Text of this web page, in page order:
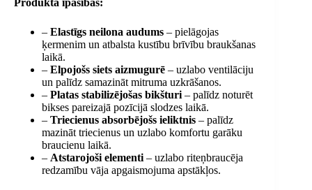
Produkta īpašības:
– Elastīgs neilona audums – pielāgojas
ķermenim un atbalsta kustību brīvību braukšanas
laikā.
– Elpojošs siets aizmugurē – uzlabo ventilāciju
un palīdz samazināt mitruma uzkrāšanos.
– Platas stabilizējošas bikšturi – palīdz noturēt
bikses pareizajā pozīcijā slodzes laikā.
– Triecienus absorbējošs ieliktnis – palīdz
mazināt triecienus un uzlabo komfortu garāku
braucienu laikā.
– Atstarojoši elementi – uzlabo riteņbraucēja
redzamību vāja apgaismojuma apstākļos.